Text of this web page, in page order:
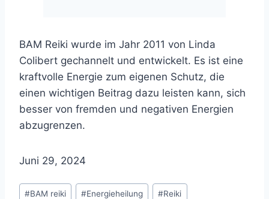
BAM Reiki wurde im Jahr 2011 von Linda
Colibert gechannelt und entwickelt. Es ist eine
kraftvolle Energie zum eigenen Schutz, die
einen wichtigen Beitrag dazu leisten kann, sich
besser von fremden und negativen Energien
abzugrenzen.
Juni 29, 2024
Schlagworte:
#BAM reiki #Energieheilung #Reiki